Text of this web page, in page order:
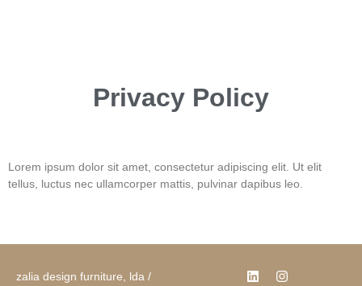
Privacy Policy
Lorem ipsum dolor sit amet, consectetur adipiscing elit. Ut elit
tellus, luctus nec ullamcorper mattis, pulvinar dapibus leo.
zalia design furniture, lda /